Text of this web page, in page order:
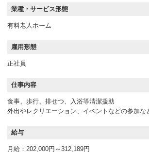
業種・サービス形態
有料老人ホーム
雇用形態
正社員
仕事内容
食事、歩行、排せつ、入浴等清潔援助
外出やレクリエーション、イベントなどの参加な
給与
月給：202,000円～312,189円